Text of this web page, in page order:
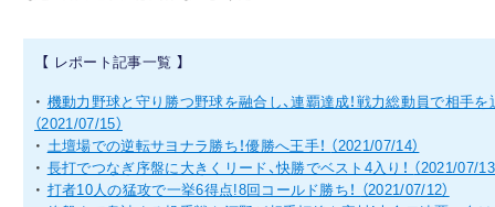
【 レポート記事一覧 】
・ 機動力野球と守り勝つ野球を融合し、連覇達成！戦力総動員で相手
（2021/07/15）
・ 土壇場での逆転サヨナラ勝ち！優勝へ王手！ （2021/07/14）
・ 長打でつなぎ序盤に大きくリード、快勝でベスト4入り！ （2021/07/13
・ 打者10人の猛攻で一挙6得点!8回コールド勝ち！ （2021/07/12）